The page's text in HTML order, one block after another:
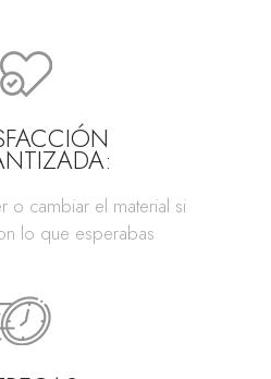
o cambiar el material si
lo que esperabas